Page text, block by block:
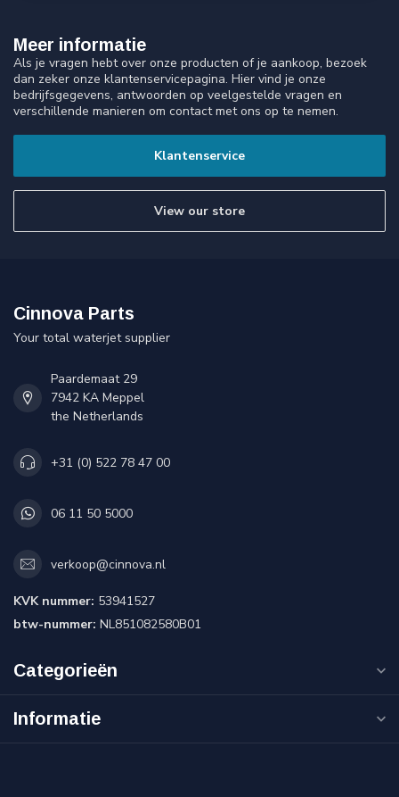
Meer informatie
Als je vragen hebt over onze producten of je aankoop, bezoek
dan zeker onze klantenservicepagina. Hier vind je onze
bedrijfsgegevens, antwoorden op veelgestelde vragen en
verschillende manieren om contact met ons op te nemen.
Klantenservice
View our store
Cinnova Parts
Your total waterjet supplier
Paardemaat 29
7942 KA Meppel
the Netherlands
+31 (0) 522 78 47 00
06 11 50 5000
verkoop@cinnova.nl
KVK nummer: 53941527
btw-nummer: NL851082580B01
Categorieën
Informatie